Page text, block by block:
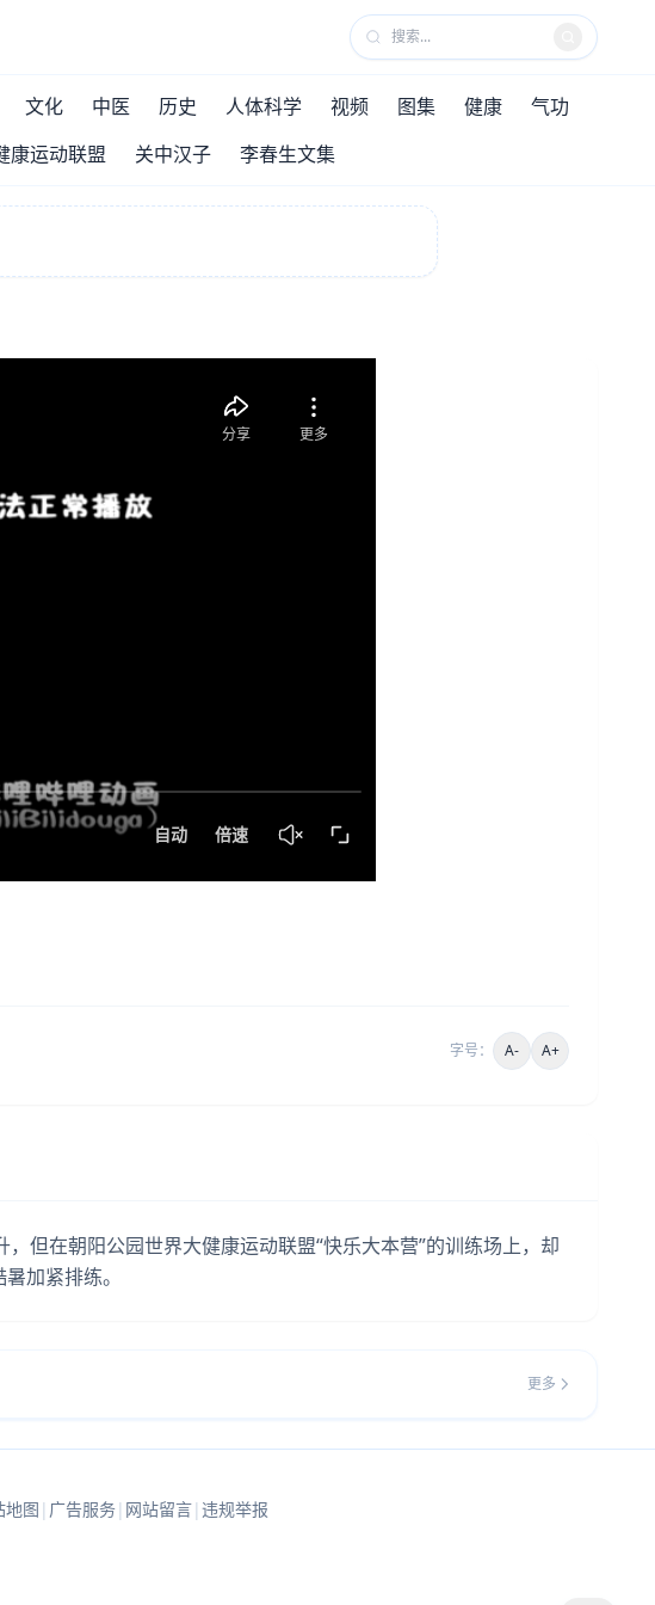
文化 中医 历史 人体科学 视频 图集 健康
气功
康运动联盟 关中汉子 李春生文集
字号： A- A+
但在朝阳公园世界大健康运动联盟“快乐大本营”的训练场上，却
加紧排练。
更多
地图 | 广告服务| 网站留言| 违规举报